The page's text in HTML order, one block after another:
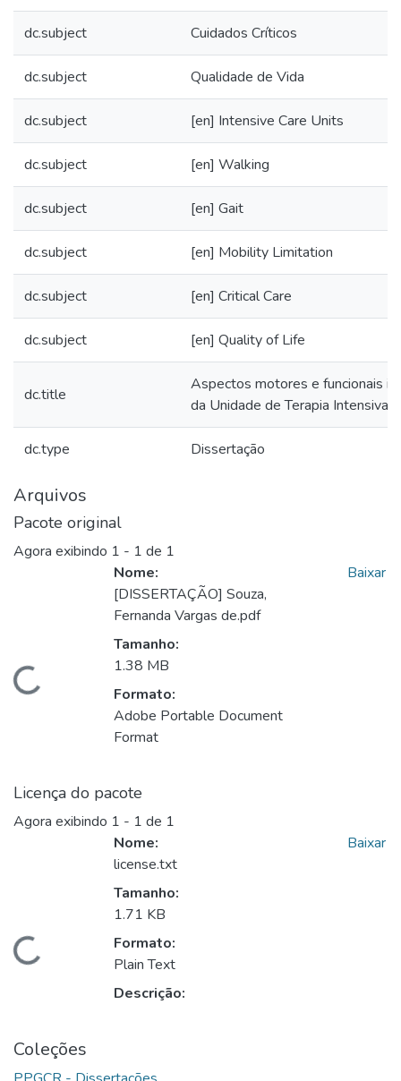
dc.subject Cuidados Críticos
dc.subject Qualidade de Vida
dc.subject [en] Intensive Care Units
dc.subject [en] Walking
dc.subject [en] Gait
dc.subject [en] Mobility Limitation
dc.subject [en] Critical Care
dc.subject [en] Quality of Life
dc.title
Aspectos motores e funcionais
da Unidade de Terapia Intensiva
dc.type Dissertação
Arquivos
Pacote original
Agora exibindo 1 - 1 de 1
Nome:
[DISSERTAÇÃO] Souza,
Fernanda Vargas de.pdf
Tamanho:
1.38 MB
Formato:
Adobe Portable Document
Format
Baixar
Licença do pacote
Agora exibindo 1 - 1 de 1
Nome:
license.txt
Tamanho:
1.71 KB
Formato:
Plain Text
Descrição:
Baixar
Coleções